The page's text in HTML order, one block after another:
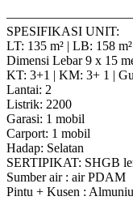
SPESIFIKASI UNIT:
LT: 135 m² | LB: 158 m²
Dimensi Lebar 9 x 15
KT: 3+1 | KM: 3+ 1 |
Lantai: 2
Listrik: 2200
Garasi: 1 mobil
Carport: 1 mobil
Hadap: Selatan
SERTIPIKAT: SHGB
Sumber air : air PDAM
Pintu + Kusen :